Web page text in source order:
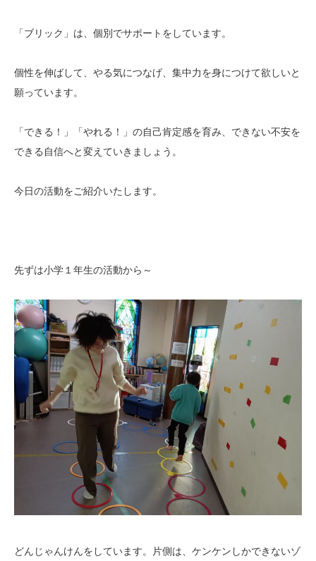
「ブリック」は、個別でサポートをしています。
個性を伸ばして、やる気につなげ、集中力を身につけて欲しいと
願っています。
「できる！」「やれる！」の自己肯定感を育み、できない不安を
できる自信へと変えていきましょう。
今日の活動をご紹介いたします。
先ずは小学１年生の活動から～
どんじゃんけんをしています。片側は、ケンケンしかできないゾ